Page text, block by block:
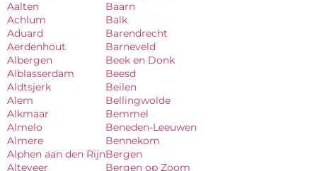
Aalten
Achlum
Aduard
Aerdenhout
Albergen
Alblasserdam
Aldtsjerk
Alem
Alkmaar
Almelo
Almere
Alphen aan den Rijn
Alteveer
Baarn
Balk
Barendrecht
Barneveld
Beek en Donk
Beesd
Beilen
Bellingwolde
Bemmel
Beneden-Leeuwen
Bennekom
Bergen
Bergen op Zoom